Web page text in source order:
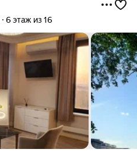
6 этаж из 16